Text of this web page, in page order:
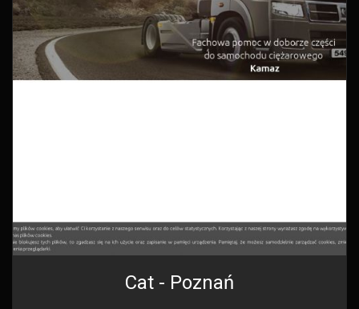
Cat - Poznań